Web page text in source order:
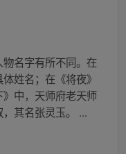
名字有所不同。在
姓名；在《将夜》
中，天师府老天师
其名张灵玉。 ...